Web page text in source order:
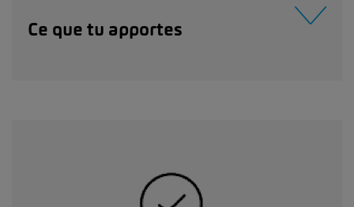
Ce que tu apportes